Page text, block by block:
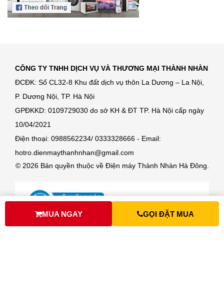
MUA NGAY GỌI ĐẶT MUA
CÔNG TY TNHH DỊCH VỤ VÀ THƯƠNG MẠI THÀNH NHÀN
ĐCĐK: Số CL32-8 Khu đất dịch vụ thôn La Dương – La Nội,
P. Dương Nội, TP. Hà Nội
GPĐKKD: 0109729030 do sở KH & ĐT TP. Hà Nội cấp ngày
10/04/2021
Điện thoại: 0988562234/ 0333328666 - Email:
hotro.dienmaythanhnhan@gmail.com
© 2026 Bản quyền thuộc về Điện máy Thành Nhàn Hà Đông.